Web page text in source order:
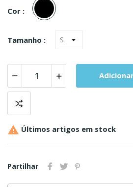
Cor :
Tamanho :
 Últimos artigos em stock
Partilhar